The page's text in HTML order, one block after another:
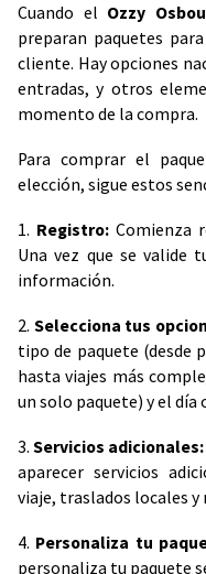
Cuando el Ozzy
preparan paquetes
cliente. Hay opciones
entradas, y otros
momento de la compra.
Para comprar el
elección, sigue estos
1. Registro:Comienza
Una vez que se valide
información.
2. Selecciona tus
tipo de paquete (desde
hasta viajes más
un solo paquete) y el día
3.Servicios adicionales:
aparecer servicios
viaje, traslados locales y
4. Personaliza tu
personaliza tu paquete